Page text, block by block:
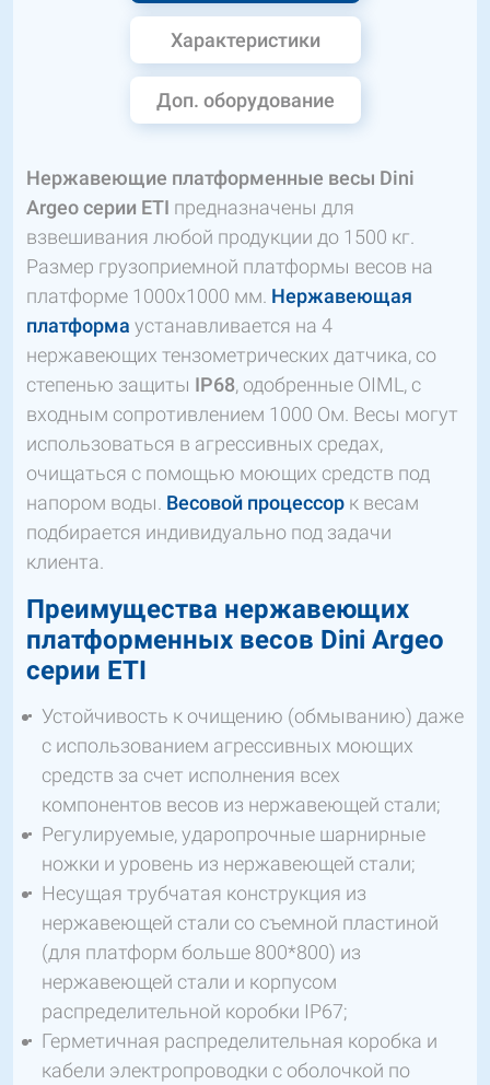
Характеристики
Доп. оборудование
Нержавеющие платформенные весы Dini
Argeo серии ETI предназначены для
взвешивания любой продукции до 1500 кг.
Размер грузоприемной платформы весов на
платформе 1000х1000 мм. Нержавеющая
платформа устанавливается на 4
нержавеющих тензометрических датчика, со
степенью защиты IP68, одобренные OIML, с
входным сопротивлением 1000 Ом. Весы могут
использоваться в агрессивных средах,
очищаться с помощью моющих средств под
напором воды. Весовой процессор к весам
подбирается индивидуально под задачи
клиента.
Преимущества нержавеющих
платформенных весов Dini Argeo
серии ETI
Устойчивость к очищению (обмыванию) даже
с использованием агрессивных моющих
средств за счет исполнения всех
компонентов весов из нержавеющей стали;
Регулируемые, ударопрочные шарнирные
ножки и уровень из нержавеющей стали;
Несущая трубчатая конструкция из
нержавеющей стали со съемной пластиной
(для платформ больше 800*800) из
нержавеющей стали и корпусом
распределительной коробки IP67;
Герметичная распределительная коробка и
кабели электропроводки с оболочкой по